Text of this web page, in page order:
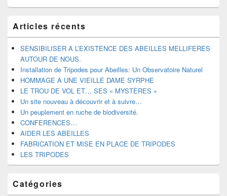
principale
de
widget
barre
latérale
Articles récents
SENSIBILISER A L’EXISTENCE DES ABEILLES MELLIFERES
AUTOUR DE NOUS.
Installation de Tripodes pour Abeilles: Un Observatoire Naturel
HOMMAGE A UNE VIEILLE DAME SYRPHE
LE TROU DE VOL ET… SES « MYSTÈRES »
Un site nouveau à découvrir et à suivre…
Un peuplement en ruche de biodiversité.
CONFERENCES…
AIDER LES ABEILLES
FABRICATION ET MISE EN PLACE DE TRIPODES
LES TRIPODES
Catégories